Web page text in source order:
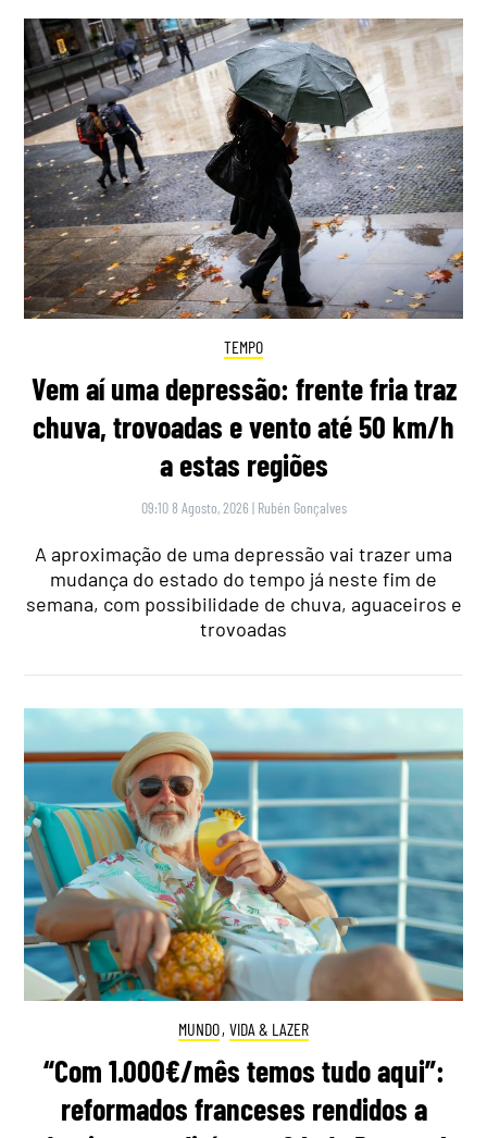
TEMPO
Vem aí uma depressão: frente fria traz
chuva, trovoadas e vento até 50 km/h
a estas regiões
09:10 8 Agosto, 2026 | Rubén Gonçalves
A aproximação de uma depressão vai trazer uma
mudança do estado do tempo já neste fim de
semana, com possibilidade de chuva, aguaceiros e
trovoadas
MUNDO, VIDA & LAZER
“Com 1.000€/mês temos tudo aqui”:
reformados franceses rendidos a